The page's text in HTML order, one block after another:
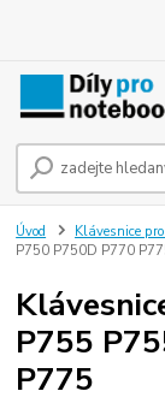
Úvod Klávesnice
P750 P750D P770
P755
P775